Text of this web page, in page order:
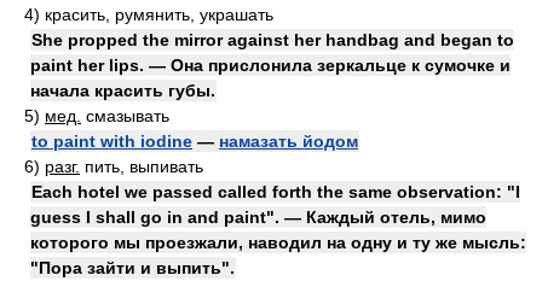
4) красить, румянить, украшать
She propped the mirror against her handbag and began to
paint her lips. — Она прислонила зеркальце к сумочке и
начала красить губы.
5) мед. смазывать
to paint with iodine — намазать йодом
6) разг. пить, выпивать
Each hotel we passed called forth the same observation: "I
guess I shall go in and paint". — Каждый отель, мимо
которого мы проезжали, наводил на одну и ту же мысль:
"Пора зайти и выпить".